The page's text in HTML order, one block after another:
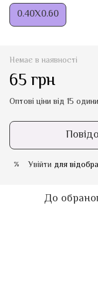
0.40Х0.60
Немає в наявності
65 грн
Оптові ціни від 15
% Увійти для
До